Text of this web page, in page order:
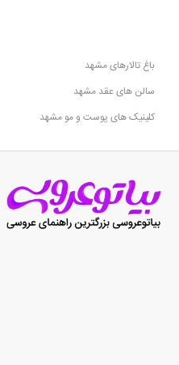
باغ تالارهای مشهد
سالن های عقد مشهد
کلینیک های پوست و مو مشهد